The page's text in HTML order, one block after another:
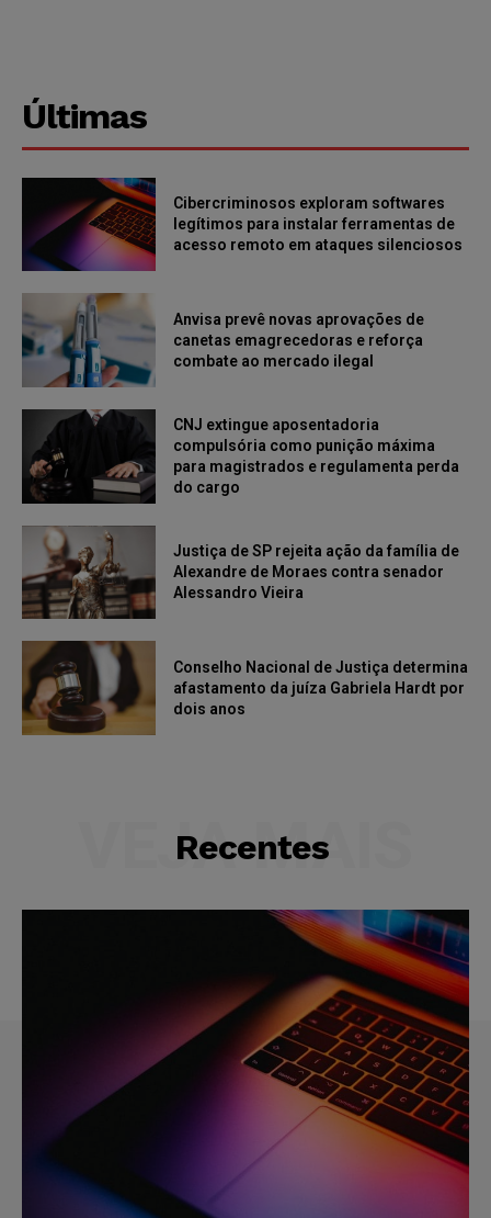
Últimas
Cibercriminosos exploram softwares
legítimos para instalar ferramentas de
acesso remoto em ataques silenciosos
Anvisa prevê novas aprovações de
canetas emagrecedoras e reforça
combate ao mercado ilegal
CNJ extingue aposentadoria
compulsória como punição máxima
para magistrados e regulamenta perda
do cargo
Justiça de SP rejeita ação da família de
Alexandre de Moraes contra senador
Alessandro Vieira
Conselho Nacional de Justiça determina
afastamento da juíza Gabriela Hardt por
dois anos
Recentes
VEJA MAIS